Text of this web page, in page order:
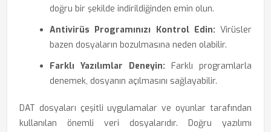
doğru bir şekilde indirildiğinden emin olun.
Antivirüs Programınızı Kontrol Edin: Virüsler
bazen dosyaların bozulmasına neden olabilir.
Farklı Yazılımlar Deneyin: Farklı programlarla
denemek, dosyanın açılmasını sağlayabilir.
DAT dosyaları çeşitli uygulamalar ve oyunlar tarafından
kullanılan önemli veri dosyalarıdır. Doğru yazılımı